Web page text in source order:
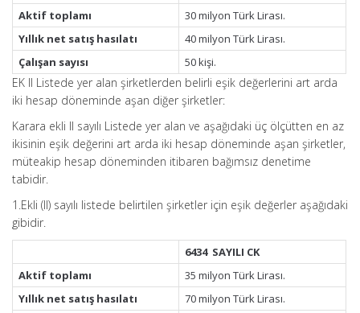
Aktif toplamı
30 milyon Türk Lirası.
Yıllık net satış hasılatı
40 milyon Türk Lirası.
Çalışan sayısı
50 kişi.
EK II Listede yer alan şirketlerden belirli eşik değerlerini art arda
iki hesap döneminde aşan diğer şirketler:
Karara ekli II sayılı Listede yer alan ve aşağıdaki üç ölçütten en az
ikisinin eşik değerini art arda iki hesap döneminde aşan şirketler,
müteakip hesap döneminden itibaren bağımsız denetime
tabidir.
1.Ekli (II) sayılı listede belirtilen şirketler için eşik değerler aşağıdaki
gibidir.
6434 SAYILI CK
Aktif toplamı
35 milyon Türk Lirası.
Yıllık net satış hasılatı
70 milyon Türk Lirası.